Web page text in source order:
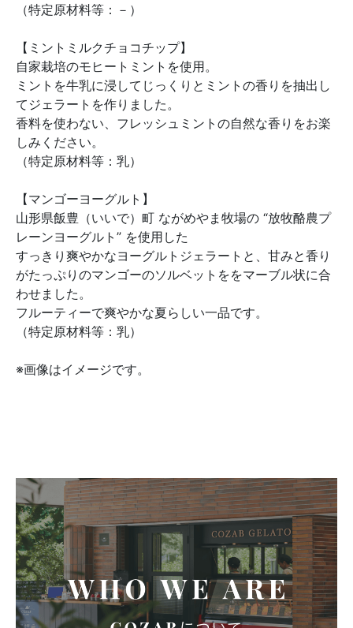
（特定原材料等：－）
【ミントミルクチョコチップ】
自家栽培のモヒートミントを使用。
ミントを牛乳に浸してじっくりとミントの香りを抽出し
てジェラートを作りました。
香料を使わない、フレッシュミントの自然な香りをお楽
しみください。
（特定原材料等：乳）
【マンゴーヨーグルト】
山形県飯豊（いいで）町 ながめやま牧場の “放牧酪農プ
レーンヨーグルト” を使用した
すっきり爽やかなヨーグルトジェラートと、甘みと香り
がたっぷりのマンゴーのソルベットををマーブル状に合
わせました。
フルーティーで爽やかな夏らしい一品です。
（特定原材料等：乳）
※画像はイメージです。